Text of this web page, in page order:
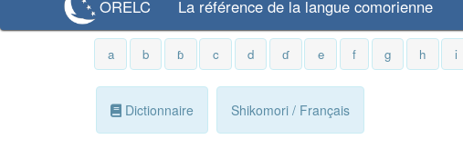
ORELC La référence de la langue comorienne
a b ɓ c d ɗ e f g h i
Dictionnaire Shikomori / Français